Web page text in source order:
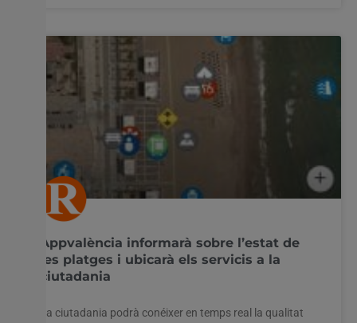
Appvalència informarà sobre l’estat de
les platges i ubicarà els servicis a la
ciutadania
La ciutadania podrà conéixer en temps real la qualitat